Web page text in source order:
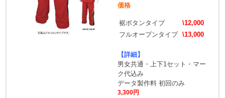
価格
裾ボタンタイプ
\12,000
フルオープンタイプ \13,000
【詳細】
男女共通・上下1セット・マー
ク代込み
データ製作料 初回のみ
3,300円